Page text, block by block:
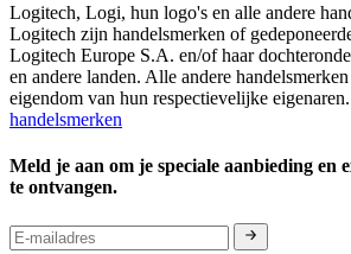
Logitech, Logi, hun logo's en alle andere
Logitech zijn handelsmerken of
Logitech Europe S.A. en/of haar
en andere landen. Alle andere
eigendom van hun respectievelijke eigenaren.
handelsmerken
Meld je aan om je speciale aanbieding en
te ontvangen.